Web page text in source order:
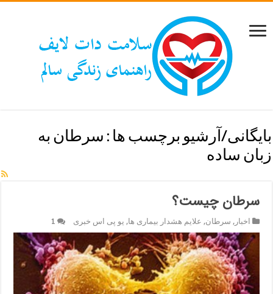
بایگانی/آرشیو برچسب ها : سرطان به
زبان ساده
سرطان چیست؟
اخبار, سرطان, علایم هشدار بیماری ها, یو پی اس خبری 1